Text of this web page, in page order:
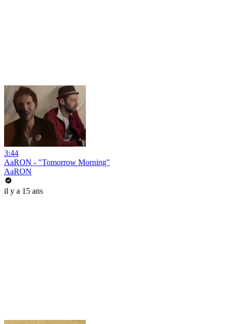
3:44
AaRON - "Tomorrow Morning"
AaRON
il y a 15 ans